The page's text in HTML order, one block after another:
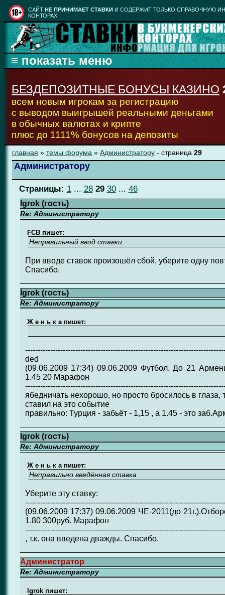
CАЙТ НЕ ПРИНИМАЕТ СТАВКИ И СОДЕРЖИТ ТОЛЬКО СПРАВОЧНУЮ
КОНТОРАХ
БЕЗДЕПОЗИТНЫЕ БОНУСЫ КАЗИНО
всем новым игрокам за регистрацию
с выводом выигрышей реальными деньгами
в обычных валютах и крипте
плюс до 1111% бонусов на депозиты
главная » темы форума » Администратору - страница 29
Администратору
Страницы: 1... 28 29 30... 46
Igrok (гость)
Re: Администратору
FCB пишет:
Неправильный ввод ставки.
При вводе ставок произошёл сбой, уберите одну
Спасибо.
Igrok (гость)
Re: Администратору
Ж е н ь к а пишет:
ded
(09.06.2009 17:34) 09.06.2009 Футбол. До 21
1.45 20 Марафон
ябедничать нехорошо, но просто бросилось в глаза,
ставил на это событие
правильно: Турция - забьёт - 1,15 , а 1.45 - это
Igrok (гость)
Re: Администратору
Ж е н ь к а пишет:
Неправильно введённая ставка
Уберите эту ставку:
(09.06.2009 17:37) 09.06.2009 ЧЕ-2011(до
1.80 300руб. Марафон
, т.к. она введена дважды. Спасибо.
Администратор
Re: Администратору
Igrok пишет: